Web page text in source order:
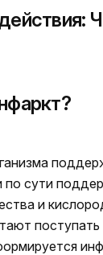
по сути
и
поступать